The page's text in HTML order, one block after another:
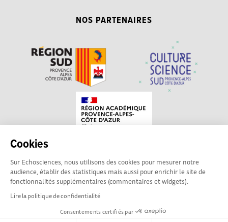
Cookies
Sur Echosciences, nous utilisons des cookies pour mesurer notre
audience, établir des statistiques mais aussi pour enrichir le site de
fonctionnalités supplémentaires (commentaires et widgets).
Lire la politique de confidentialité
Consentements certifiés par
NOS PARTENAIRES
Conditions Générales d'utilisation
Echosciences Sud
Provence-Alpes-Côte
d'Azur est à l'initiative de la Région Sud et de la Délégation
régionale académique pour la Recherche et l'Innovation
Provence-Alpes-Côte d'Azur. La plateforme est mise en